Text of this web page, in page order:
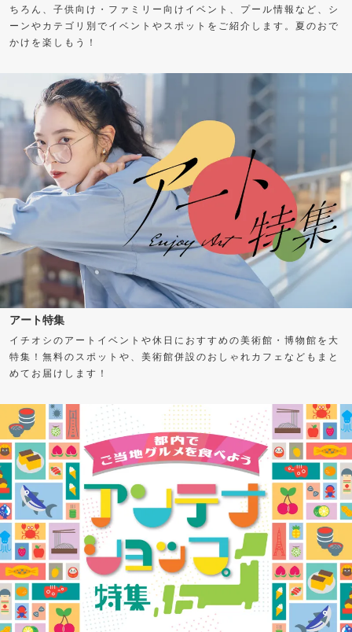
ちろん、子供向け・ファミリー向けイベント、プール情報など、シ
ーンやカテゴリ別でイベントやスポットをご紹介します。夏のおで
かけを楽しもう！
アート特集
イチオシのアートイベントや休日におすすめの美術館・博物館を大
特集！無料のスポットや、美術館併設のおしゃれカフェなどもまと
めてお届けします！